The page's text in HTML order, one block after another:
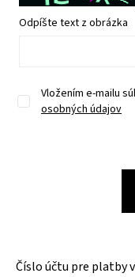
Odpíšte text z obrázka
Vložením e-mailu
osobných údajov
Číslo účtu pre platby v